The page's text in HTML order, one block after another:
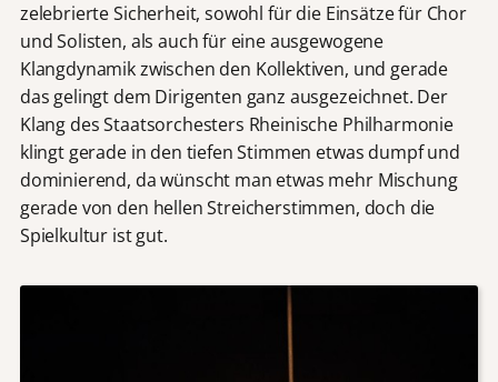
zelebrierte Sicherheit, sowohl für die Einsätze für Chor
und Solisten, als auch für eine ausgewogene
Klangdynamik zwischen den Kollektiven, und gerade
das gelingt dem Dirigenten ganz ausgezeichnet. Der
Klang des Staatsorchesters Rheinische Philharmonie
klingt gerade in den tiefen Stimmen etwas dumpf und
dominierend, da wünscht man etwas mehr Mischung
gerade von den hellen Streicherstimmen, doch die
Spielkultur ist gut.